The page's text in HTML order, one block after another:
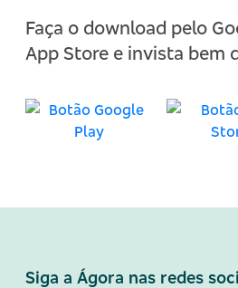
Faça o download pelo
App Store e invista bem
Siga a Ágora nas redes